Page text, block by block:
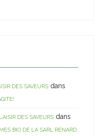
DES SAVEURS dans
DES SAVEURS dans
BIO DE LA SARL RENARD: